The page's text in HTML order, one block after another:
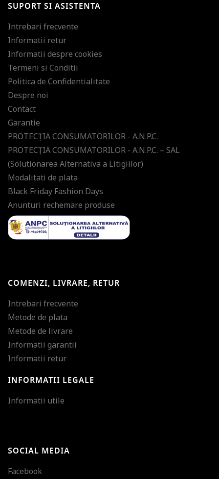
SUPORT SI ASISTENTA
Intrebari frecvente
Informatii retur
Informatii despre cookies
Termeni si Conditii
Politica de Confidentialitate
Despre noi
Contact
Garantie
PROTECŢIA CONSUMATORILOR - A.N.P.C.
PROTECŢIA CONSUMATORILOR - A.N.P.C. – SAL
(Solutionarea Alternativa a Litigiilor)
Modalitati de plata
Black Friday Fashion Days
Anunturi rechemare produse
COMENZI, LIVRARE, RETUR
Intrebari frecvente
Metode de plata
Metode de livrare
Informatii garantii
Informatii retur
INFORMATII LEGALE
Informatii utile
SOCIAL MEDIA
Facebook